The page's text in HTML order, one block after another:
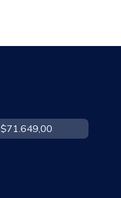
$71.649,00